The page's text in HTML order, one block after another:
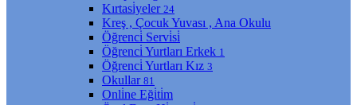
Kırtasi̇yeler 24
Kreş , Çocuk Yuvası , Ana Okulu
Öğrenci̇ Servi̇si̇
Öğrenci̇ Yurtları Erkek 1
Öğrenci̇ Yurtları Kız 3
Okullar 81
Onli̇ne Eği̇ti̇m